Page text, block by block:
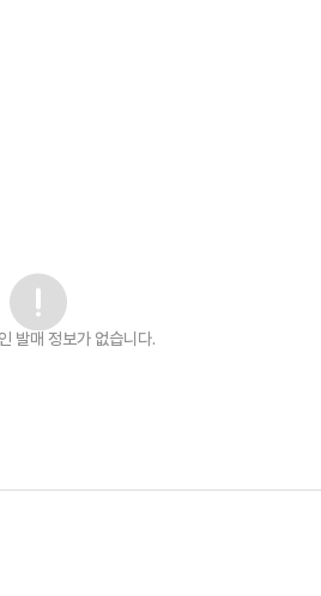
발매 정보가 없습니다.